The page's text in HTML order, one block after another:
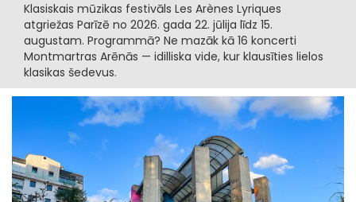
Klasiskais mūzikas festivāls Les Arènes Lyriques
atgriežas Parīzē no 2026. gada 22. jūlija līdz 15.
augustam. Programmā? Ne mazāk kā 16 koncerti
Montmartras Arēnās — idilliska vide, kur klausīties lielos
klasikas šedevus.